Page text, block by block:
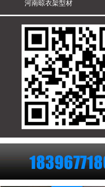
河南晾衣架型材